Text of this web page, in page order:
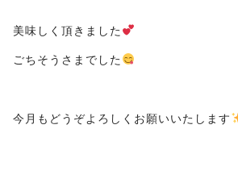
美味しく頂きました
ごちそうさまでした
今月もどうぞよろしくお願いいたします